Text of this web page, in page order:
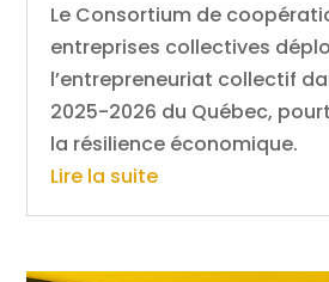
Le Consortium de
entreprises collectives
l’entrepreneuriat collectif
2025-2026 du Québec,
la résilience économique.
Lire la suite